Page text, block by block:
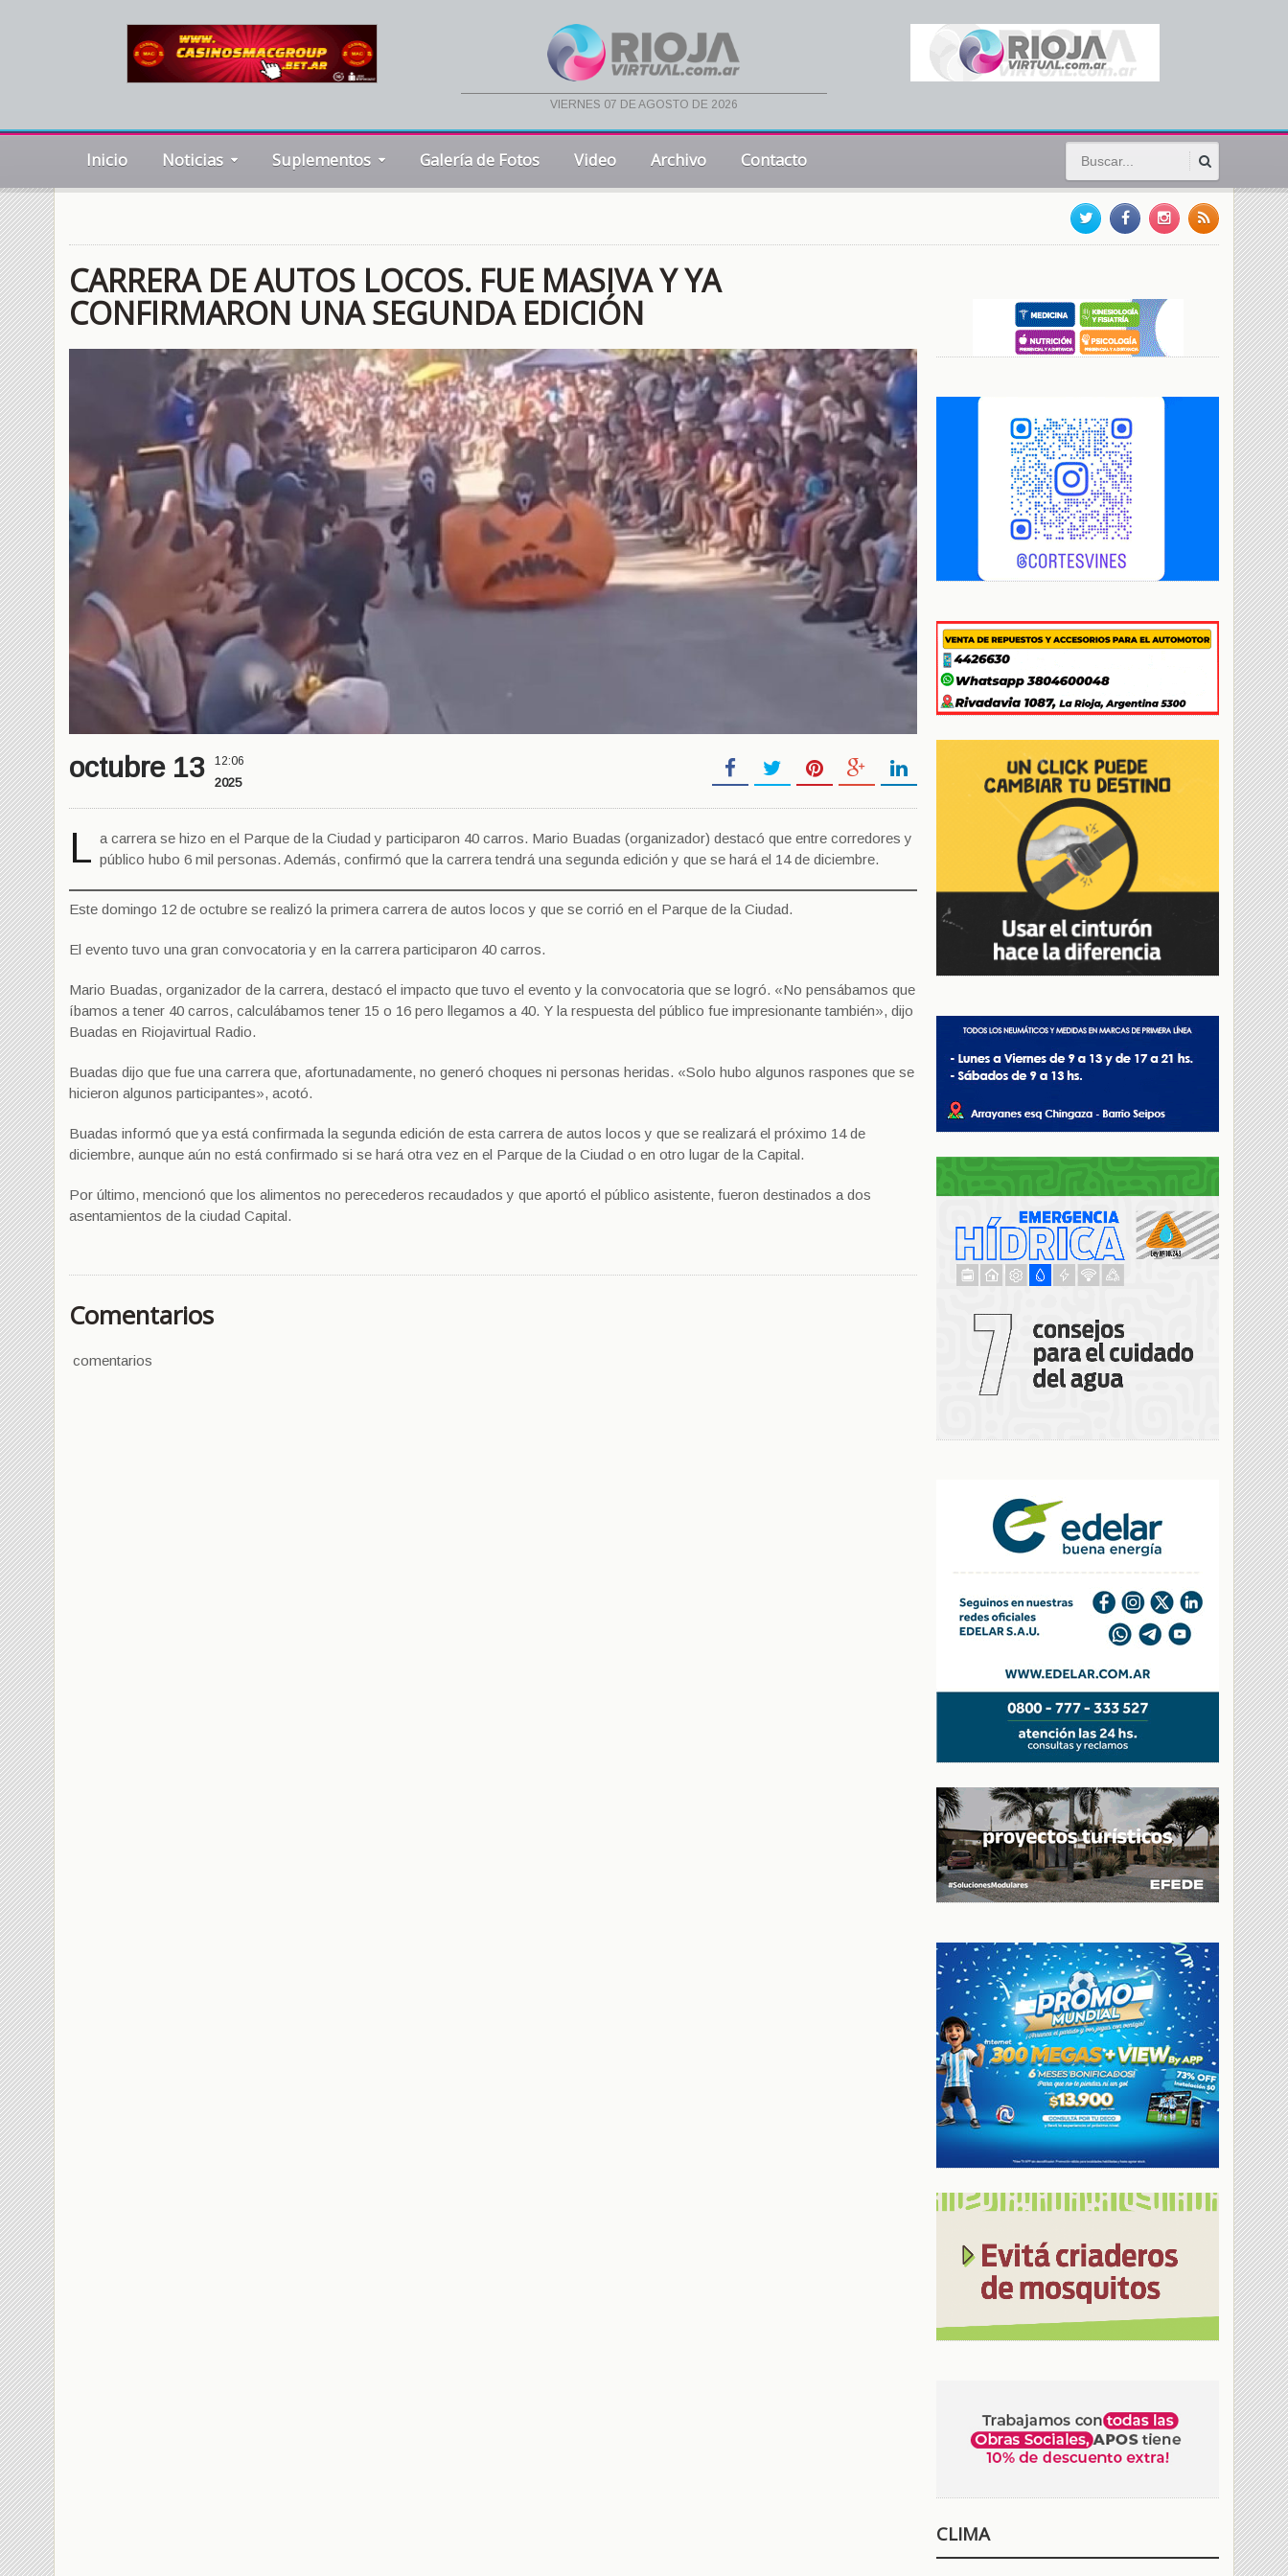
viernes 07 de agosto de 2026
Inicio Noticias Suplementos Galería de Fotos Video Archivo Contacto
CARRERA DE AUTOS LOCOS. FUE MASIVA Y YA
CONFIRMARON UNA SEGUNDA EDICIÓN
octubre 13 12:06
2025
L a carrera se hizo en el Parque de la Ciudad y participaron 40 carros. Mario Buadas (organizador) destacó que entre corredores y
público hubo 6 mil personas. Además, confirmó que la carrera tendrá una segunda edición y que se hará el 14 de diciembre.
Este domingo 12 de octubre se realizó la primera carrera de autos locos y que se corrió en el Parque de la Ciudad.
El evento tuvo una gran convocatoria y en la carrera participaron 40 carros.
Mario Buadas, organizador de la carrera, destacó el impacto que tuvo el evento y la convocatoria que se logró. «No pensábamos que
íbamos a tener 40 carros, calculábamos tener 15 o 16 pero llegamos a 40. Y la respuesta del público fue impresionante también», dijo
Buadas en Riojavirtual Radio.
Buadas dijo que fue una carrera que, afortunadamente, no generó choques ni personas heridas. «Solo hubo algunos raspones que se
hicieron algunos participantes», acotó.
Buadas informó que ya está confirmada la segunda edición de esta carrera de autos locos y que se realizará el próximo 14 de
diciembre, aunque aún no está confirmado si se hará otra vez en el Parque de la Ciudad o en otro lugar de la Capital.
Por último, mencionó que los alimentos no perecederos recaudados y que aportó el público asistente, fueron destinados a dos
asentamientos de la ciudad Capital.
Comentarios
comentarios
CLIMA